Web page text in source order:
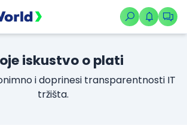
iskustvo o plati
i doprinesi transparentnosti IT
tržišta.